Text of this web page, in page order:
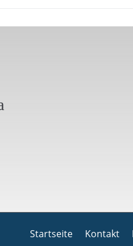
Startseite Kontakt